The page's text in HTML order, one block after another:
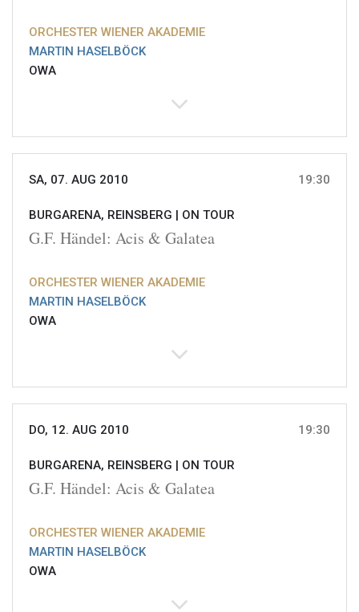
ORCHESTER WIENER AKADEMIE
MARTIN HASELBÖCK
OWA
SA, 07. AUG 2010 19:30
BURGARENA, REINSBERG | ON TOUR
G.F. Händel: Acis & Galatea
ORCHESTER WIENER AKADEMIE
MARTIN HASELBÖCK
OWA
DO, 12. AUG 2010 19:30
BURGARENA, REINSBERG | ON TOUR
G.F. Händel: Acis & Galatea
ORCHESTER WIENER AKADEMIE
MARTIN HASELBÖCK
OWA